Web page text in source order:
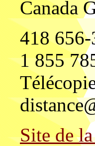
Canada
418 656-
1 855
Site de